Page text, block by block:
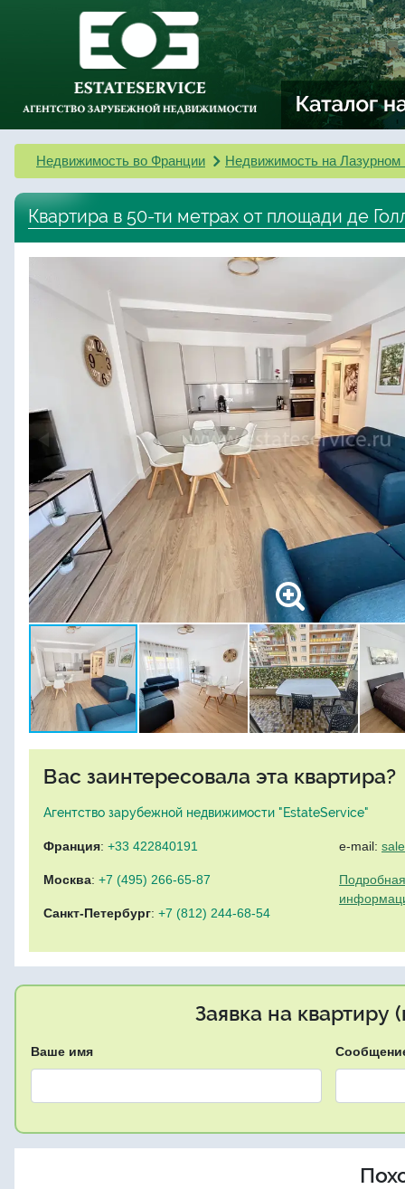
Недвижимость во Франции Недвижимость на Лазурном
Квартира в 50-ти метрах от площади де
Вас заинтересовала эта квартира?
Агентство зарубежной недвижимости "EstateService"
Франция: +33 422840191
Москва: +7 (495) 266-65-87
Санкт-Петербург: +7 (812) 244-68-54
e-mail:
Заявка на квартиру
Ваше имя